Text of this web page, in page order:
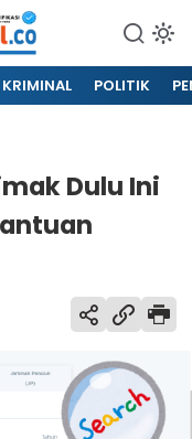
POLITIK
Dulu Ini